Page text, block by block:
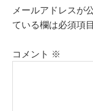
メールアドレスが
ている欄は必須項
コメント ※